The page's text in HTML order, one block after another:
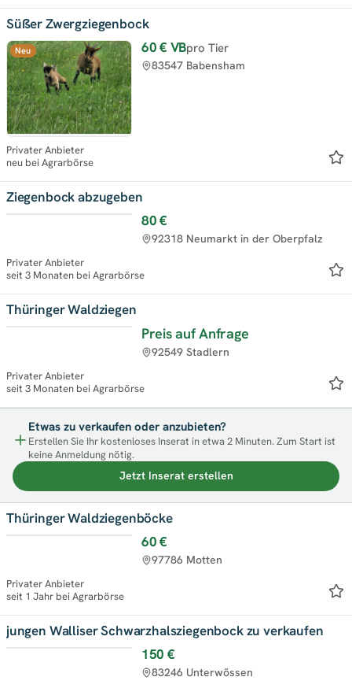
Neu
Süßer Zwergziegenbock
60 € VBpro Tier
83547 Babensham
Privater Anbieter
neu bei Agrarbörse
Ziegenbock abzugeben
80 €
92318 Neumarkt in der Oberpfalz
Privater Anbieter
seit 3 Monaten bei Agrarbörse
Thüringer Waldziegen
Preis auf Anfrage
92549 Stadlern
Privater Anbieter
seit 3 Monaten bei Agrarbörse
Etwas zu verkaufen oder anzubieten?
Erstellen Sie Ihr kostenloses Inserat in etwa 2 Minuten. Zum Start ist
keine Anmeldung nötig.
Jetzt Inserat erstellen
Thüringer Waldziegenböcke
60 €
97786 Motten
Privater Anbieter
seit 1 Jahr bei Agrarbörse
jungen Walliser Schwarzhalsziegenbock zu verkaufen
150 €
83246 Unterwössen